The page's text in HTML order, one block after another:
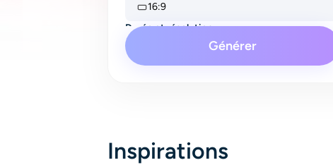
16:9
Durée et résolution
Générer
Inspirations